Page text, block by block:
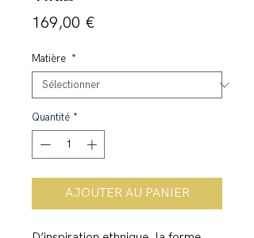
169,00 €
Matière *
Quantité *
AJOUTER AU PANIER